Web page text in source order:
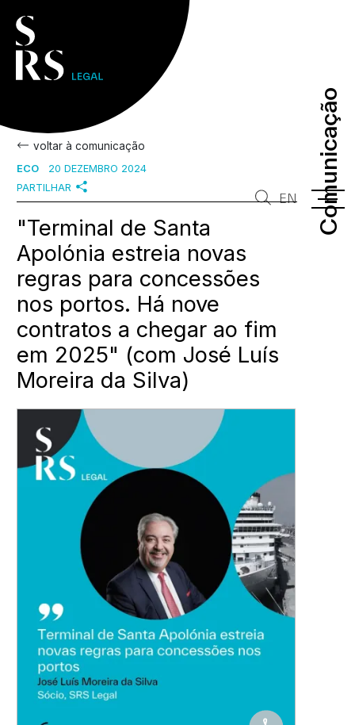
Comunicação
Comunicação
EN
voltar à comunicação
ECO
20 DEZEMBRO 2024
PARTILHAR
"Terminal de Santa
Apolónia estreia novas
regras para concessões
nos portos. Há nove
contratos a chegar ao fim
em 2025" (com José Luís
Moreira da Silva)